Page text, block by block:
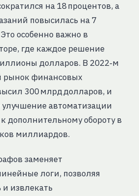
на 18 процентов, а
повысилась на 7
особенно важно в
где каждое решение
долларов. В 2022‑м
рынок финансовых
300 млрд долларов, и
автоматизации
дополнительному обороту в
миллиардов.
заменяет
логи, позволяя
и извлекать